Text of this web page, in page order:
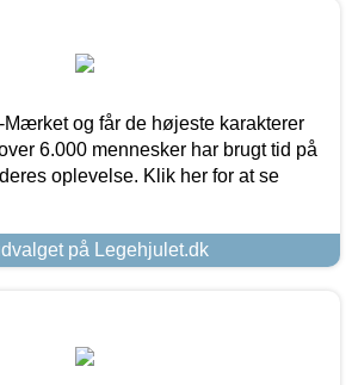
Mærket og får de højeste karakterer
6.000 mennesker har brugt tid på
oplevelse. Klik her for at se
på Legehjulet.dk